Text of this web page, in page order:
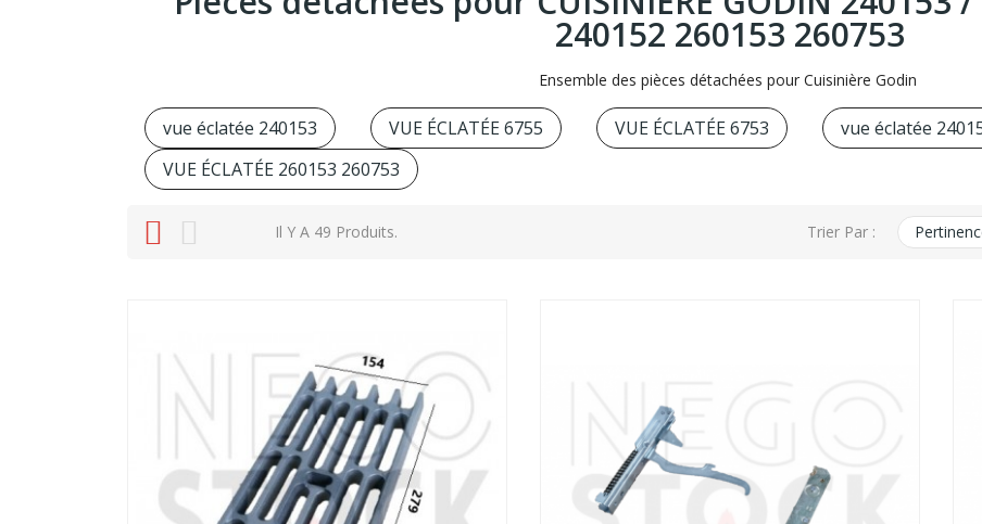
240152 260153 260753
Ensemble des pièces détachées pour Cuisinière Godin
vue éclatée 240153 VUE ÉCLATÉE 6755 VUE ÉCLATÉE 6753
vue éclatée
VUE ÉCLATÉE 260153 260753
Il Y A 49 Produits. Trier Par :